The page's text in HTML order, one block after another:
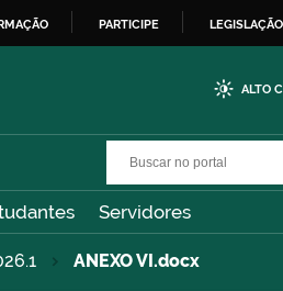
PARTICIPE LEGISLAÇÃO
ALTO
Servidores
ANEXO VI.docx